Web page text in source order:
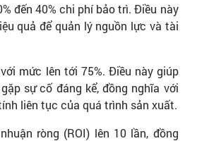
đến 40% chi phí bảo trì. Điều này
quả để quản lý nguồn lực và tài
mức lên tới 75%. Điều này giúp
sự cố đáng kể, đồng nghĩa với
liên tục của quá trình sản xuất.
ròng (ROI) lên 10 lần, đồng